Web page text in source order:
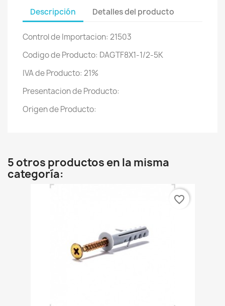
Descripción Detalles del producto
Control de Importacion: 21503
Codigo de Producto: DAGTF8X1-1/2-5K
IVA de Producto: 21%
Presentacion de Producto:
Origen de Producto:
5 otros productos en la misma
categoría:
favorite_border